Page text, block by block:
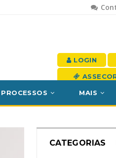
LOGIN
PROCESSOS MAIS
CATEGORIAS